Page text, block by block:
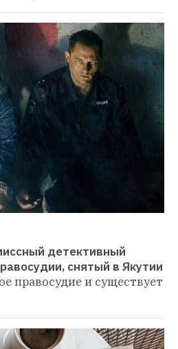
детективный
снятый в Якутии
правосудие и существует